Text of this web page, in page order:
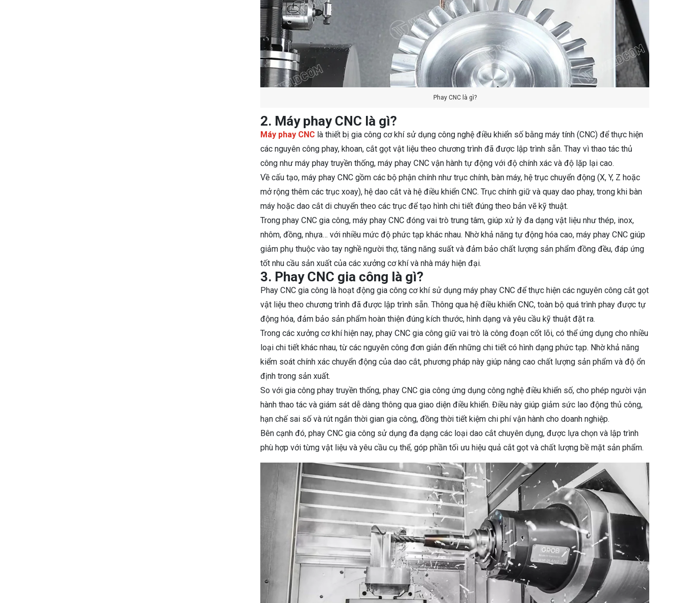
Phay CNC là gì?
2. Máy phay CNC là gì?
Máy phay CNC là thiết bị gia công cơ khí sử dụng công nghệ điều khiển số bằng máy tính (CNC) để thực hiện
các nguyên công phay, khoan, cắt gọt vật liệu theo chương trình đã được lập trình sẵn. Thay vì thao tác thủ
công như máy phay truyền thống, máy phay CNC vận hành tự động với độ chính xác và độ lặp lại cao.
Về cấu tạo, máy phay CNC gồm các bộ phận chính như trục chính, bàn máy, hệ trục chuyển động (X, Y, Z hoặc
mở rộng thêm các trục xoay), hệ dao cắt và hệ điều khiển CNC. Trục chính giữ và quay dao phay, trong khi bàn
máy hoặc dao cắt di chuyển theo các trục để tạo hình chi tiết đúng theo bản vẽ kỹ thuật.
Trong phay CNC gia công, máy phay CNC đóng vai trò trung tâm, giúp xử lý đa dạng vật liệu như thép, inox,
nhôm, đồng, nhựa… với nhiều mức độ phức tạp khác nhau. Nhờ khả năng tự động hóa cao, máy phay CNC giúp
giảm phụ thuộc vào tay nghề người thợ, tăng năng suất và đảm bảo chất lượng sản phẩm đồng đều, đáp ứng
tốt nhu cầu sản xuất của các xưởng cơ khí và nhà máy hiện đại.
3. Phay CNC gia công là gì?
Phay CNC gia công là hoạt động gia công cơ khí sử dụng máy phay CNC để thực hiện các nguyên công cắt gọt
vật liệu theo chương trình đã được lập trình sẵn. Thông qua hệ điều khiển CNC, toàn bộ quá trình phay được tự
động hóa, đảm bảo sản phẩm hoàn thiện đúng kích thước, hình dạng và yêu cầu kỹ thuật đặt ra.
Trong các xưởng cơ khí hiện nay, phay CNC gia công giữ vai trò là công đoạn cốt lõi, có thể ứng dụng cho nhiều
loại chi tiết khác nhau, từ các nguyên công đơn giản đến những chi tiết có hình dạng phức tạp. Nhờ khả năng
kiểm soát chính xác chuyển động của dao cắt, phương pháp này giúp nâng cao chất lượng sản phẩm và độ ổn
định trong sản xuất.
So với gia công phay truyền thống, phay CNC gia công ứng dụng công nghệ điều khiển số, cho phép người vận
hành thao tác và giám sát dễ dàng thông qua giao diện điều khiển. Điều này giúp giảm sức lao động thủ công,
hạn chế sai số và rút ngắn thời gian gia công, đồng thời tiết kiệm chi phí vận hành cho doanh nghiệp.
Bên cạnh đó, phay CNC gia công sử dụng đa dạng các loại dao cắt chuyên dụng, được lựa chọn và lập trình
phù hợp với từng vật liệu và yêu cầu cụ thể, góp phần tối ưu hiệu quả cắt gọt và chất lượng bề mặt sản phẩm.